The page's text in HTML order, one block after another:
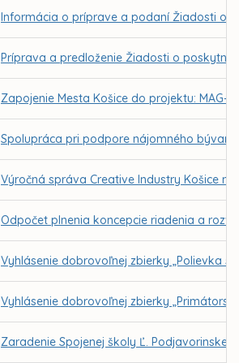
Informácia o príprave a podaní Žiadosti o
Príprava a predloženie Žiadosti o
Zapojenie Mesta Košice do projektu: MAG-
Spolupráca pri podpore nájomného
Výročná správa Creative Industry Košice n.
Odpočet plnenia koncepcie riadenia a
Vyhlásenie dobrovoľnej zbierky „Polievka
Vyhlásenie dobrovoľnej zbierky
Zaradenie Spojenej školy Ľ. Podjavorinskej